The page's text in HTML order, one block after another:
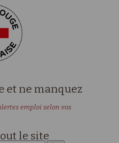
et ne manquez
emploi selon vos
le site